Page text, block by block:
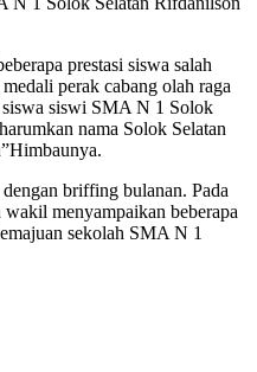
prestasi siswa salah
perak cabang olah raga
siswa siswi SMA N 1 Solok
nama Solok Selatan
briffing bulanan. Pada
menyampaikan beberapa
sekolah SMA N 1